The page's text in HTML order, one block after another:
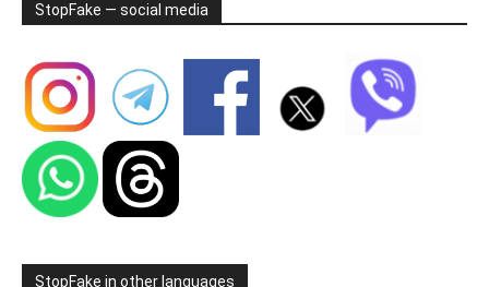
StopFake — social media
StopFake in other languages